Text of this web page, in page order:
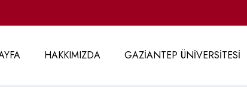
HAKKIMIZDA GAZİANTEP ÜNİVERSİTESİ